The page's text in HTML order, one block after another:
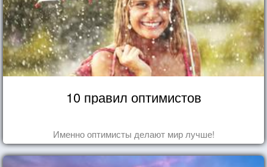
10 правил оптимистов
Именно оптимисты делают мир лучше!